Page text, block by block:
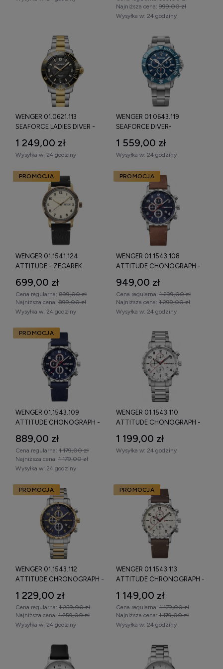
Zegarek Wenger Swiss Made –
mechanizm i specyfikacja techniczna
Zegarki Wenger Swiss Made
produkowane są zgodnie z
rygorystycznymi normami szwajcarskiego
zegarmistrzostwa. Marka stosuje precyzyjne mechanizmy
kwarcowe oraz trwałe komponenty zwiększające odporność
W zależności od kolekcji (Attitude, Urban Classic, Seaforce)
dostępne są:
mechanizm kwarcowy Swiss Made,
funkcja chronografu (modele męskie),
datownik,
szkło szafirowe odporne na zarysowania (wybrane
modele),
koperta ze stali nierdzewnej,
zakręcana koronka (modele sportowe),
wodoszczelność 10 ATM (100 m) lub 20 ATM (200 m).
ModelWenger Seaforce 200 mto jedna z najczęściej
wyszukiwanych wersji – oferuje sportowy charakter,
41–43 mm).
Zegarki Wenger męskie i damskie –
popularne frazy
Zegarki Wenger męskie Swiss Made
należą do segmentu
zegarków sportowo-eleganckich w średnim przedziale
cenowym.
Modele damskie oferują subtelniejszą kopertę (30–36 mm)
przy zachowaniu jakości Swiss Made i czytelnej tarczy.
Oryginalny zegarek Wenger – na co
zwrócić uwagę?
Wybierającoryginalny zegarek Wenger, warto zwrócić
oznaczenie Swiss Made,
poziom wodoszczelności (100 m lub 200 m),
obecność szkła szafirowego,
funkcję chronografu,
męskich),
jakość bransolety lub paska.
funkcjonalność w konkurencyjnej relacji jakości do ceny.
Sprawdź dostępne
zegarki Wenger męskie i damskie
Najniższa cena: 999,00 zł
Wysyłka w: 24 godziny
WENGER 01.0621.113
SEAFORCE LADIES DIVER -
1 249,00 zł
Wysyłka w: 24 godziny
WENGER 01.0643.119
SEAFORCE DIVER-
1 559,00 zł
Wysyłka w: 24 godziny
WENGER 01.1541.124
ATTITUDE - ZEGAREK
699,00 zł
Cena regularna: 899,00 zł
Najniższa cena: 899,00 zł
Wysyłka w: 24 godziny
PROMOCJA
WENGER 01.1543.108
ATTITUDE CHONOGRAPH -
949,00 zł
Cena regularna: 1 299,00 zł
Najniższa cena: 1 299,00 zł
Wysyłka w: 24 godziny
PROMOCJA
WENGER 01.1543.109
ATTITUDE CHONOGRAPH -
889,00 zł
Cena regularna: 1 179,00 zł
Najniższa cena: 1 179,00 zł
Wysyłka w: 24 godziny
PROMOCJA
WENGER 01.1543.110
ATTITUDE CHONOGRAPH -
1 199,00 zł
Wysyłka w: 24 godziny
WENGER 01.1543.112
ATTITUDE CHRONOGRAPH -
1 229,00 zł
Cena regularna: 1 259,00 zł
Najniższa cena: 1 259,00 zł
Wysyłka w: 24 godziny
PROMOCJA
WENGER 01.1543.113
ATTITUDE CHRONOGRAPH -
1 149,00 zł
Cena regularna: 1 179,00 zł
Najniższa cena: 1 179,00 zł
Wysyłka w: 24 godziny
PROMOCJA